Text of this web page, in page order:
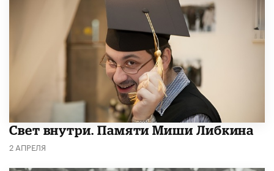
​Свет внутри. Памяти Миши Либкина
2 АПРЕЛЯ